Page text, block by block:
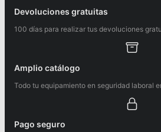
Devoluciones gratuitas
100 días para realizar tus devoluciones
Amplio catálogo
Todo tu equipamiento en seguridad laboral
Pago seguro